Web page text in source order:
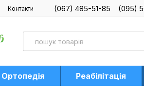
Контакти
(067) 485-51-85 (095)
Ортопедія Реабілітація